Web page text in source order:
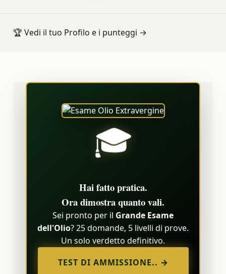
🏆 Vedi il tuo Profilo e i punteggi →
🎓
Hai fatto pratica.
Ora dimostra quanto vali.
Sei pronto per il Grande Esame
dell'Olio? 25 domande, 5 livelli di prove.
Un solo verdetto definitivo.
TEST DI AMMISSIONE.. →